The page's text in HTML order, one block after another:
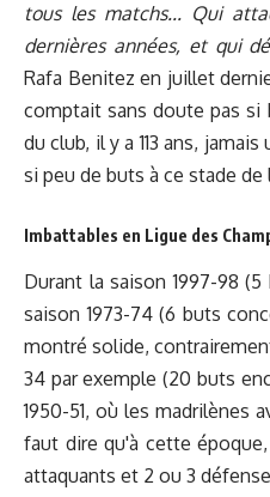
tous les matchs... Qui
dernières années, et qui
Rafa Benitez en juillet
comptait sans doute pas si
du club, il y a 113 ans,
si peu de buts à ce stade de
Imbattables en Ligue des
Durant la saison 1997-98
saison 1973-74 (6 buts
montré solide,
34 par exemple (20 buts
1950-51, où les madrilènes
faut dire qu'à cette
attaquants et 2 ou 3